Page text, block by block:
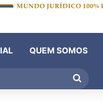
QUEM SOMOS